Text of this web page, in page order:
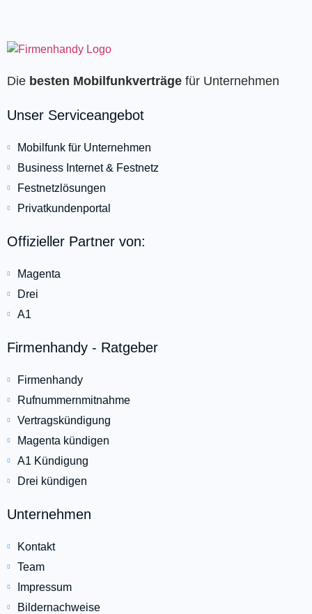
Die besten Mobilfunkverträge für Unternehmen
Unser Serviceangebot
Mobilfunk für Unternehmen
Business Internet & Festnetz
Festnetzlösungen
Privatkundenportal
Offizieller Partner von:
Magenta
Drei
A1
Firmenhandy - Ratgeber
Firmenhandy
Rufnummernmitnahme
Vertragskündigung
Magenta kündigen
A1 Kündigung
Drei kündigen
Unternehmen
Kontakt
Team
Impressum
Bildernachweise